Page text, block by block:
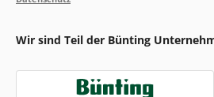
Wir sind Teil der Bünting